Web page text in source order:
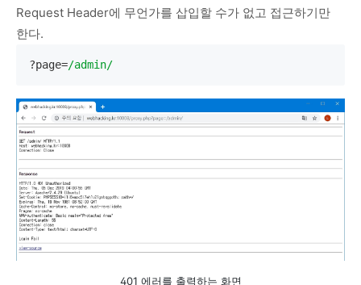
Request Header에 무언가를 삽입할 수가 없고 접근하기만
한다.
?page=/admin/
401 에러를 출력하는 화면